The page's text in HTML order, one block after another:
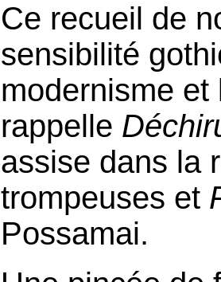
Ce recueil de
sensibilité
modernisme
rappelle
assise dans la
trompeuses et
Possamai.